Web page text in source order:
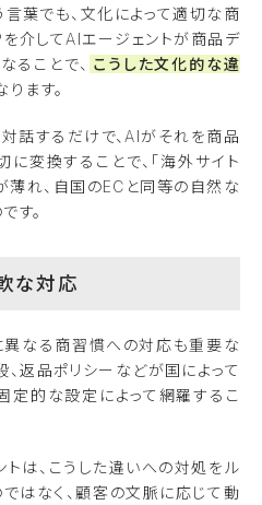
言葉でも、文化によって適切な商
介してAIエージェントが商品デ
ることで、 こうした文化的な違
ります。
話するだけで、AIがそれを商品
変換することで、「海外サイト
薄れ、自国のECと同等の自然な
す。
な対応
異なる商習慣への対応も重要な
、返品ポリシーなどが国によって
定的な設定によって網羅するこ
は、こうした違いへの対処をル
はなく、顧客の文脈に応じて動